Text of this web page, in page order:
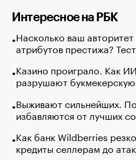
Интересное на РБК
Насколько ваш авторитет
атрибутов престижа?
Казино проиграло. Как
разрушают
Выживают сильнейших.
избавляются от лучших
Как банк Wildberries
кредиты селлерам до